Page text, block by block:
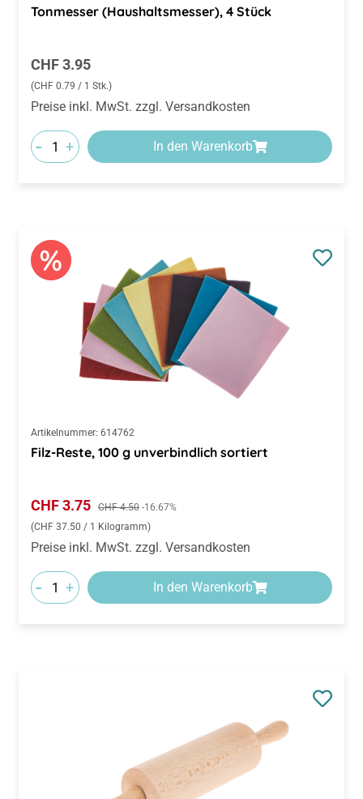
Tonmesser (Haushaltsmesser), 4 Stück
Regulärer Preis:
CHF 3.95
(CHF 0.79 / 1 Stk.)
Preise inkl. MwSt. zzgl. Versandkosten
- + In den Warenkorb
Artikelnummer: 614762
Filz-Reste, 100 g unverbindlich sortiert
Verkaufspreis:
CHF 3.75 Regulärer Preis:
CHF 4.50 -16.67%
(CHF 37.50 / 1 Kilogramm)
Preise inkl. MwSt. zzgl. Versandkosten
- + In den Warenkorb